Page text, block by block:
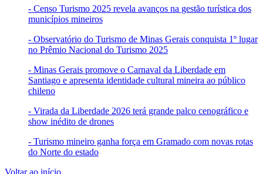
- Censo Turismo 2025 revela avanços na gestão turística dos
municípios mineiros
- Observatório do Turismo de Minas Gerais conquista 1º lugar
no Prêmio Nacional do Turismo 2025
- Minas Gerais promove o Carnaval da Liberdade em
Santiago e apresenta identidade cultural mineira ao público
chileno
- Virada da Liberdade 2026 terá grande palco cenográfico e
show inédito de drones
- Turismo mineiro ganha força em Gramado com novas rotas
do Norte do estado
Voltar ao início